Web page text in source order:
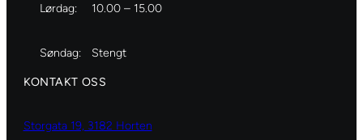
Lørdag: 10.00 – 15.00
Søndag: Stengt
KONTAKT OSS
Storgata 19, 3182 Horten